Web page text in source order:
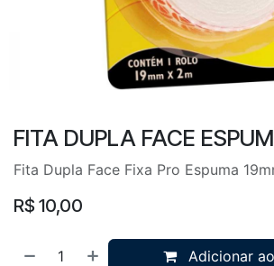
FITA DUPLA FACE
Fita Dupla Face Fixa Pro Espuma
R$ 10,00
Adicionar